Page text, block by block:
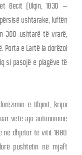
Becit (Ulqin, 1830 –
ushtarake, luftën
300 ushtarë të vrarë,
e Lartë ia dorëzoi
si pasojë e plagëve të
e Ulqinit, krijoi
vetë ajo autonominë
në dhjetor të vitit 1880
pushtetin në mjaft